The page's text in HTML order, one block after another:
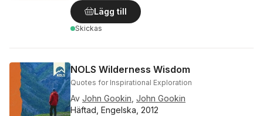
Lägg till
Skickas
NOLS Wilderness Wisdom
Quotes for Inspirational Exploration
Av John Gookin John Gookin
Häftad, Engelska, 2012